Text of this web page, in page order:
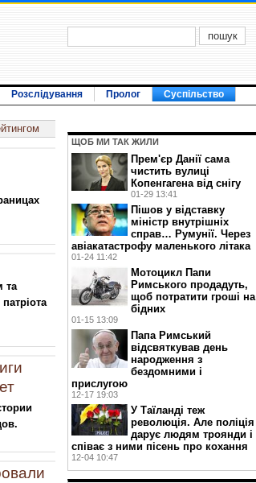
Розслідування Пролог Суспільство
та
ЩОБ МИ ТАК ЖИЛИ
Прем'єр Данії сама
чистить вулиці
Копенгагена від снігу
01-29 13:41
Пішов у відставку
міністр внутрішніх
справ… Румунії. Через
авіакатастрофу маленького літака
01-24 11:42
Мотоцикл Папи
Римського продадуть,
щоб потратити гроші на
бідних
01-15 13:09
Папа Римський
відсвяткував день
народження з
бездомними і
прислугою
12-17 19:03
У Таїланді теж
революція. Але поліція
дарує людям троянди і
співає з ними пісень про кохання
12-04 10:47